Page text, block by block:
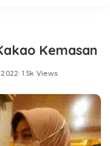
Kemasan
1.5k Views